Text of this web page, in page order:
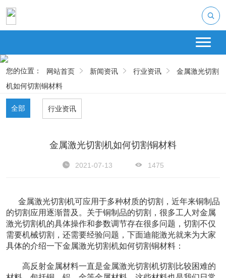
您的位置： 网站首页 新闻资讯 行业资讯
金属激光切割
机如何切割铜材料
全部 行业资讯
金属激光切割机如何切割铜材料
2021-07-13 1475
金属激光切割机可应用于多种材质的切割，近年来铜制品
的切割应用逐渐普及。关于铜制品的切割，很多工人对金属
激光切割机的具体操作和参数调节存在很多问题，切割不仅
需要机械切割，还需要经验问题，下面迪能激光就来为大家
具体的介绍一下金属激光切割机如何切割铜材料：
高反射金属材料一直是金属激光切割机切割比较困难的